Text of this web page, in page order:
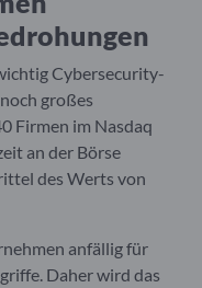
Cybersecurity-
großes
Firmen im Nasdaq
an der Börse
des Werts von
anfällig für
Daher wird das